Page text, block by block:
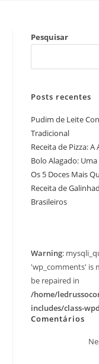
Pesquisar
Posts recentes
Pudim de Leite
Tradicional
Receita de Pizza:
Bolo Alagado:
Os 5 Doces Mais
Receita de
Brasileiros
Warning:
'wp_comments' is
be repaired in
/home/
includes/class-
Comentários